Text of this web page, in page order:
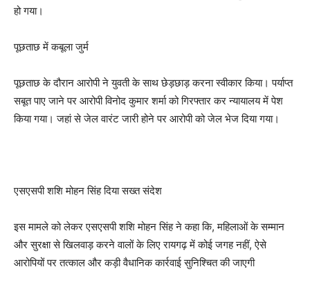
हो गया।
पूछताछ में कबूला जुर्म
पूछताछ के दौरान आरोपी ने युवती के साथ छेड़छाड़ करना स्वीकार किया। पर्याप्त
सबूत पाए जाने पर आरोपी विनोद कुमार शर्मा को गिरफ्तार कर न्यायालय में पेश
किया गया। जहां से जेल वारंट जारी होने पर आरोपी को जेल भेज दिया गया।
एसएसपी शशि मोहन सिंह दिया सख्त संदेश
इस मामले को लेकर एसएसपी शशि मोहन सिंह ने कहा कि, महिलाओं के सम्मान
और सुरक्षा से खिलवाड़ करने वालों के लिए रायगढ़ में कोई जगह नहीं, ऐसे
आरोपियों पर तत्काल और कड़ी वैधानिक कार्रवाई सुनिश्चित की जाएगी